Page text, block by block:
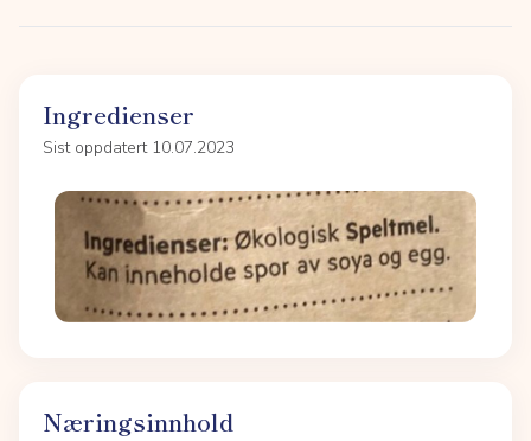
Ingredienser
Sist oppdatert 10.07.2023
Næringsinnhold